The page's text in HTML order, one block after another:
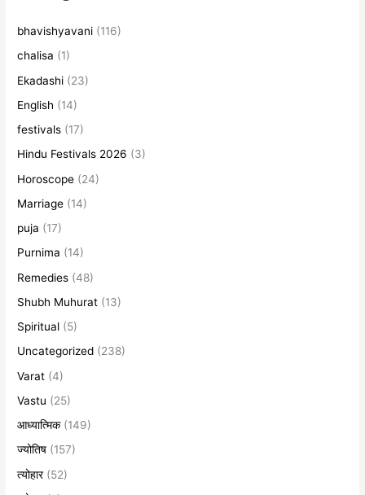
bhavishyavani (116)
chalisa (1)
Ekadashi (23)
English (14)
festivals (17)
Hindu Festivals 2026 (3)
Horoscope (24)
Marriage (14)
puja (17)
Purnima (14)
Remedies (48)
Shubh Muhurat (13)
Spiritual (5)
Uncategorized (238)
Varat (4)
Vastu (25)
आध्यात्मिक(149)
ज्योतिष (157)
त्योहार(52)